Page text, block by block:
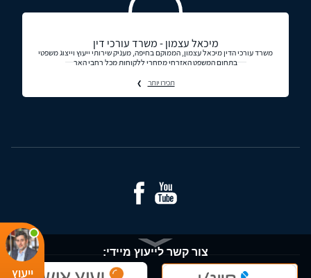
ייעוץ
מיכאל עצמון - משרד עורכי דין
משרד עורכי הדין מיכאל עצמון, הממוקם בחיפה, מעניק שירותי ייעוץ וייצוג משפטי
בתחום המשפט האזרחי מסחרי ללקוחות מכל רחבי האר
תכירו יותר
צור קשר לייעוץ מיידי: